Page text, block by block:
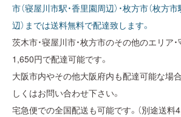
市（寝屋川市駅・香里園周辺）・枚方市（枚方
辺）までは送料無料で配達致します。
茨木市・寝屋川市・枚方市のその他のエリア
1,650円で配達可能です。
大阪市内やその他大阪府内も配達可能な場
しくはお問い合わせ下さい。
宅急便での全国配送も可能です。（別途送料